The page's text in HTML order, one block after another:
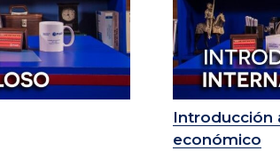
Introducción
económico